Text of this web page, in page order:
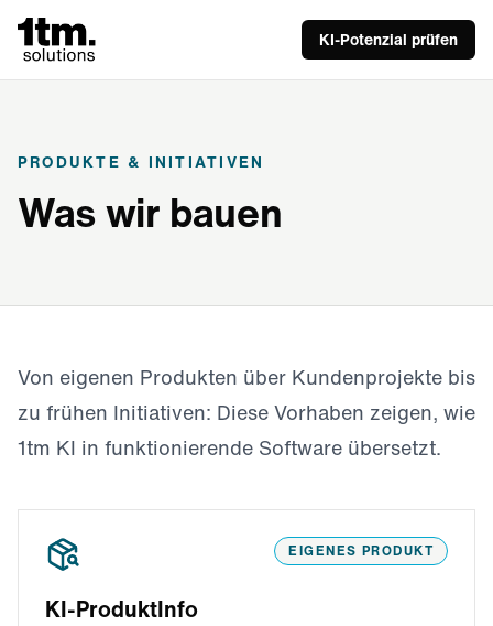
KI-Potenzial prüfen
PRODUKTE & INITIATIVEN
Was wir bauen
Von eigenen Produkten über Kundenprojekte bis
zu frühen Initiativen: Diese Vorhaben zeigen, wie
1tm KI in funktionierende Software übersetzt.
EIGENES PRODUKT
KI-ProduktInfo